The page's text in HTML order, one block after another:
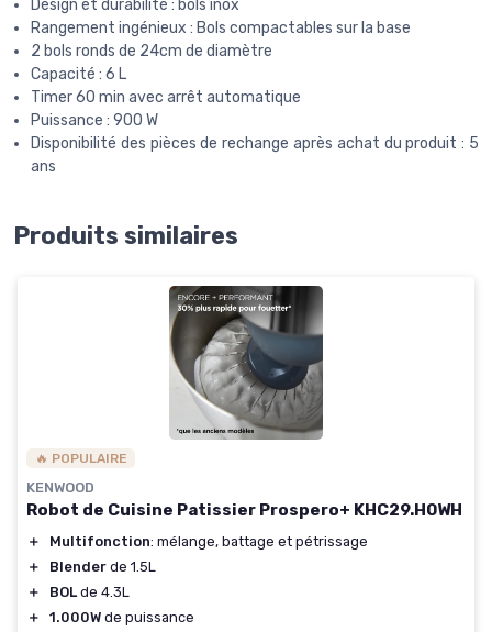
Design et durabilité : bols inox
Rangement ingénieux : Bols compactables sur la base
2 bols ronds de 24cm de diamètre
Capacité : 6 L
Timer 60 min avec arrêt automatique
Puissance : 900 W
Disponibilité des pièces de rechange après achat du produit : 5
ans
Produits similaires
🔥 POPULAIRE
KENWOOD
Robot de Cuisine Patissier Prospero+ KHC29.H0WH
＋ Multifonction: mélange, battage et pétrissage
＋
Blender de 1.5L
＋
BOL de 4.3L
＋
1.000W de puissance